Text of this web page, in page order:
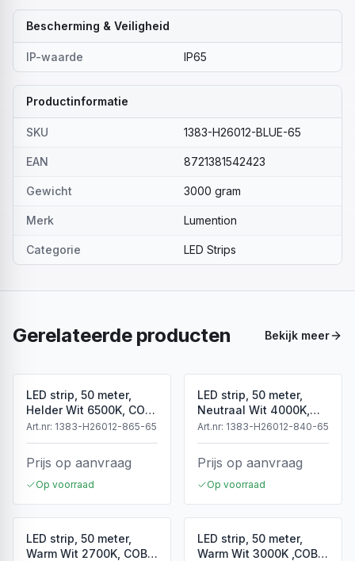
Bescherming & Veiligheid
IP-waarde IP65
Productinformatie
SKU 1383-H26012-BLUE-65
EAN 8721381542423
Gewicht 3000 gram
Merk Lumention
Categorie LED Strips
Gerelateerde producten Bekijk meer
LED strip, 50 meter,
Helder Wit 6500K, COB,
High Voltage, 220V,
IP65
Art.nr: 1383-H26012-865-65
Prijs op aanvraag
Op voorraad
LED strip, 50 meter,
Neutraal Wit 4000K,
COB, High Voltage,
220V, IP65
Art.nr: 1383-H26012-840-65
Prijs op aanvraag
Op voorraad
LED strip, 50 meter,
Warm Wit 2700K, COB,
LED strip, 50 meter,
Warm Wit 3000K ,COB,